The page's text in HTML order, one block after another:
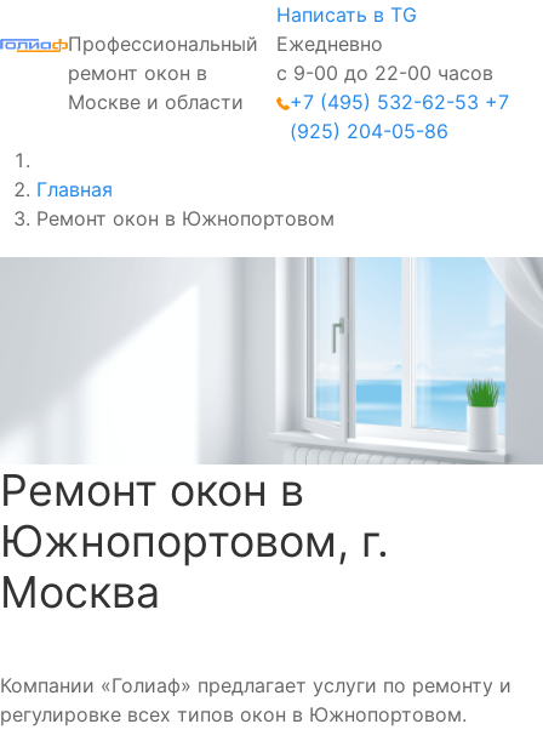
Профессиональный
ремонт окон в
Москве и области
Написать в TG
Ежедневно
с 9-00 до 22-00 часов
+7 (495) 532-62-53 +7
(925) 204-05-86
Главная
Ремонт окон в Южнопортовом
Ремонт окон в
Южнопортовом, г.
Москва
Компании «Голиаф» предлагает услуги по ремонту и
регулировке всех типов окон в Южнопортовом.